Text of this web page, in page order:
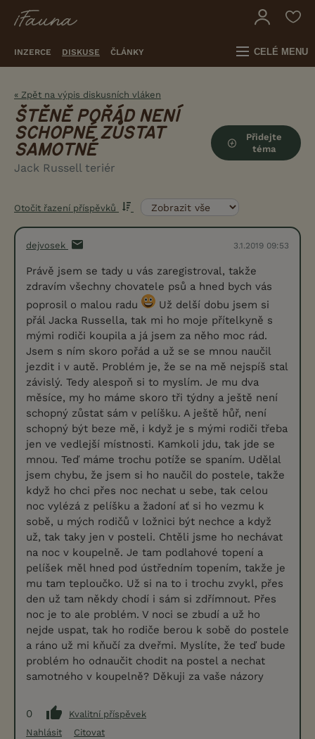
INZERCE DISKUSE ČLÁNKY CELÉ MENU
« Zpět na výpis diskusních vláken
ŠTĚNĚ POŘÁD NENÍ
SCHOPNÉ ZŮSTAT
SAMOTNÉ
Jack Russell teriér
Přidejte
téma
Otočit řazení příspěvků
dejvosek 3.1.2019 09:53
Právě jsem se tady u vás zaregistroval, takže
zdravím všechny chovatele psů a hned bych vás
poprosil o malou radu
Už delší dobu jsem si
přál Jacka Russella, tak mi ho moje přítelkyně s
mými rodiči koupila a já jsem za něho moc rád.
Jsem s ním skoro pořád a už se se mnou naučil
jezdit i v autě. Problém je, že se na mě nejspíš stal
závislý. Tedy alespoň si to myslím. Je mu dva
měsíce, my ho máme skoro tři týdny a ještě není
schopný zůstat sám v pelíšku. A ještě hůř, není
schopný být beze mě, i když je s mými rodiči třeba
jen ve vedlejší místnosti. Kamkoli jdu, tak jde se
mnou. Teď máme trochu potíže se spaním. Udělal
jsem chybu, že jsem si ho naučil do postele, takže
když ho chci přes noc nechat u sebe, tak celou
noc vylézá z pelíšku a žadoní ať si ho vezmu k
sobě, u mých rodičů v ložnici být nechce a když
už, tak taky jen v posteli. Chtěli jsme ho nechávat
na noc v koupelně. Je tam podlahové topení a
pelíšek měl hned pod ústředním topením, takže je
mu tam teploučko. Už si na to i trochu zvykl, přes
den už tam někdy chodí i sám si zdřímnout. Přes
noc je to ale problém. V noci se zbudí a už ho
nejde uspat, tak ho rodiče berou k sobě do postele
a ráno už mi kňučí za dveřmi. Myslíte, že teď bude
problém ho odnaučit chodit na postel a nechat
samotného v koupelně? Děkuji za vaše názory
0
Kvalitní příspěvek
Nahlásit
Citovat